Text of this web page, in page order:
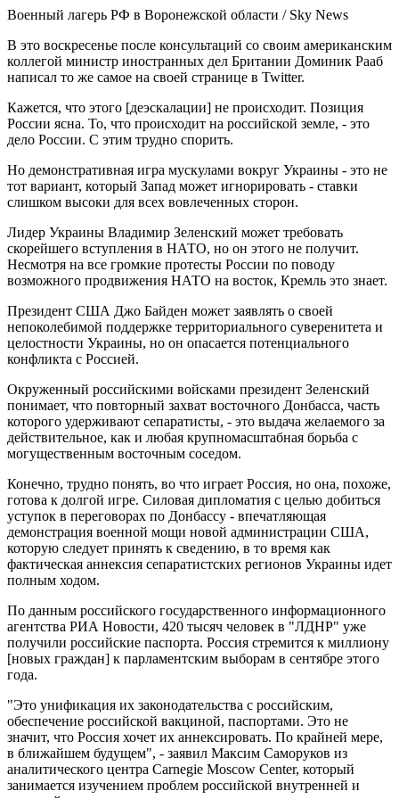
Военный лагерь РФ в Воронежской области / Sky News
В это воскресенье после консультаций со своим американским
коллегой министр иностранных дел Британии Доминик Рааб
написал то же самое на своей странице в Twitter.
Кажется, что этого [деэскалации] не происходит. Позиция
России ясна. То, что происходит на российской земле, - это
дело России. С этим трудно спорить.
Но демонстративная игра мускулами вокруг Украины - это не
тот вариант, который Запад может игнорировать - ставки
слишком высоки для всех вовлеченных сторон.
Лидер Украины Владимир Зеленский может требовать
скорейшего вступления в НАТО, но он этого не получит.
Несмотря на все громкие протесты России по поводу
возможного продвижения НАТО на восток, Кремль это знает.
Президент США Джо Байден может заявлять о своей
непоколебимой поддержке территориального суверенитета и
целостности Украины, но он опасается потенциального
конфликта с Россией.
Окруженный российскими войсками президент Зеленский
понимает, что повторный захват восточного Донбасса, часть
которого удерживают сепаратисты, - это выдача желаемого за
действительное, как и любая крупномасштабная борьба с
могущественным восточным соседом.
Конечно, трудно понять, во что играет Россия, но она, похоже,
готова к долгой игре. Силовая дипломатия с целью добиться
уступок в переговорах по Донбассу - впечатляющая
демонстрация военной мощи новой администрации США,
которую следует принять к сведению, в то время как
фактическая аннексия сепаратистских регионов Украины идет
полным ходом.
По данным российского государственного информационного
агентства РИА Новости, 420 тысяч человек в "ЛДНР" уже
получили российские паспорта. Россия стремится к миллиону
[новых граждан] к парламентским выборам в сентябре этого
года.
"Это унификация их законодательства с российским,
обеспечение российской вакциной, паспортами. Это не
значит, что Россия хочет их аннексировать. По крайней мере,
в ближайшем будущем", - заявил Максим Саморуков из
аналитического центра Carnegie Moscow Center, который
занимается изучением проблем российской внутренней и